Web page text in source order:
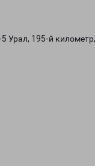
Урал, 195-й